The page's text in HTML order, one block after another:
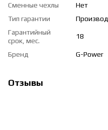
Сменные чехлы
Нет
Тип гарантии
Гарантийный
срок, мес.
18
Бренд G-Power
Отзывы